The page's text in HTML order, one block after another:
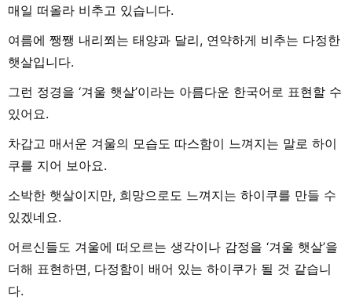
매일 떠올라 비추고 있습니다.
여름에 쨍쨍 내리쬐는 태양과 달리, 연약하게 비추는 다정한
햇살입니다.
그런 정경을 ‘겨울 햇살’이라는 아름다운 한국어로 표현할 수
있어요.
차갑고 매서운 겨울의 모습도 따스함이 느껴지는 말로 하이
쿠를 지어 보아요.
소박한 햇살이지만, 희망으로도 느껴지는 하이쿠를 만들 수
있겠네요.
어르신들도 겨울에 떠오르는 생각이나 감정을 ‘겨울 햇살’을
더해 표현하면, 다정함이 배어 있는 하이쿠가 될 것 같습니
다.